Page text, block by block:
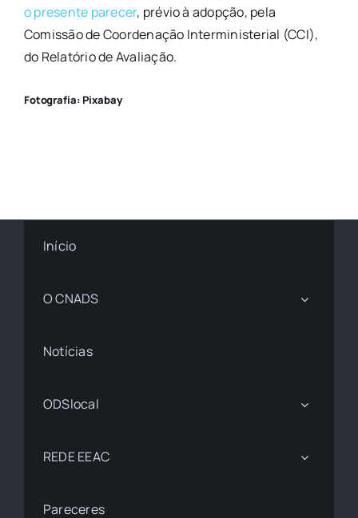
o presente parecer, prévio à adopção, pela
Comissão de Coordenação Interministerial (CCI),
do Relatório de Avaliação.
Fotografia: Pixabay
Início
O CNADS
Notícias
ODSlocal
REDE EEAC
Pareceres